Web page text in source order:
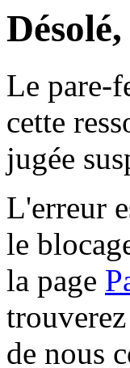
Le pare-
cette
jugée
L'erreur
le
la page
de nous